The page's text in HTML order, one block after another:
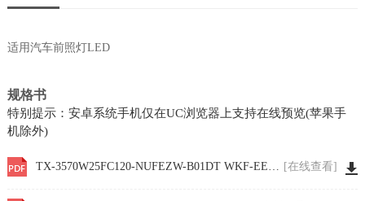
适用汽车前照灯LED
规格书
特别提示：安卓系统手机仅在UC浏览器上支持在线预览(苹果手
机除外)
TX-3570W25FC120-NUFEZW-B01DT WKF-EE0006 [在线查看]